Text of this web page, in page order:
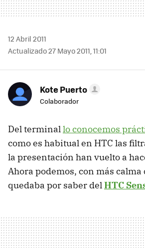
12 Abril 2011
Actualizado 27 Mayo 2011, 11:01
Kote Puerto
Colaborador
Del terminallo conocemos
como es habitual en HTC las
la presentación han vuelto a
Ahora podemos, con más calma
quedaba por saber delHTC